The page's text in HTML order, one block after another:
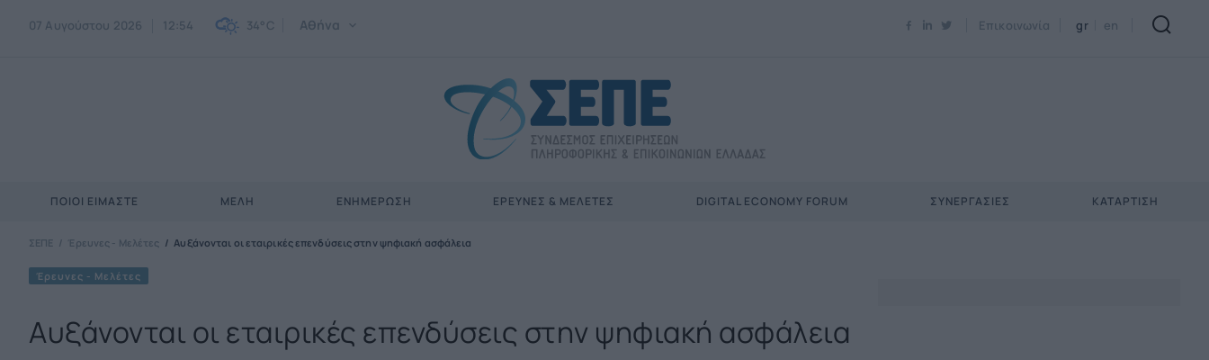
07 Αυγούστου 2026 12:54 34°C Αθήνα Επικοινωνία gr en
ΠΟΙΟΙ ΕΊΜΑΣΤΕ ΜΈΛΗ ΕΝΗΜΕΡΩΣΗ ΈΡΕΥΝΕΣ & ΜΕΛΈΤΕΣ DIGITAL ECONOMY FORUM ΣΥΝΕΡΓΑΣΊΕΣ ΚΑΤΆΡΤΙΣΗ
ΣΕΠΕ Έρευνες - Μελέτες Αυξάνονται οι εταιρικές επενδύσεις στην ψηφιακή ασφάλεια
Έρευνες - Μελέτες
Αυξάνονται οι εταιρικές επενδύσεις στην ψηφιακή ασφάλεια
Newsletter Email*